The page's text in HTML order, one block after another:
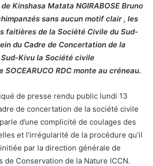
Kinshasa Matata NGIRABOSE Bruno
sans aucun motif clair , les
faitières de la Société Civile du Sud-
du Cadre de Concertation de la
Kivu la Société civile
SOCEARUCO RDC monte au créneau.
de presse rendu public lundi 13
de concertation de la société civile
d’une complicité de coulages des
et l’irrégularité de la procédure qu’il
par la direction générale de
de Conservation de la Nature ICCN.